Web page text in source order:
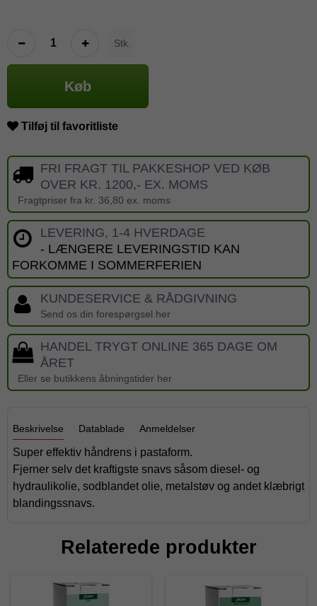
Stk.
Køb
Tilføj til favoritliste
FRI FRAGT TIL PAKKESHOP VED KØB
OVER KR. 1200,- EX. MOMS
Fragtpriser fra kr. 36,80 ex. moms
LEVERING, 1-4 HVERDAGE
- LÆNGERE LEVERINGSTID KAN
FORKOMME I SOMMERFERIEN
KUNDESERVICE & RÅDGIVNING
Send os din forespørgsel her
HANDEL TRYGT ONLINE 365 DAGE OM
ÅRET
Eller se butikkens åbningstider her
Beskrivelse Datablade Anmeldelser
Super effektiv håndrens i pastaform.
Fjerner selv det kraftigste snavs såsom diesel- og
hydraulikolie, sodblandet olie, metalstøv og andet klæbrigt
blandingssnavs.
Relaterede produkter